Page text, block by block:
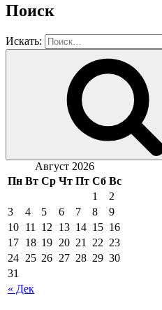
Поиск
Искать:
Август 2026
Пн Вт Ср Чт Пт Сб Вс
« Дек
1
2
3
4 5 6 7 8
9
10 11 12 13 14 15 16
17 18 19 20 21 22 23
24 25 26 27 28 29 30
31